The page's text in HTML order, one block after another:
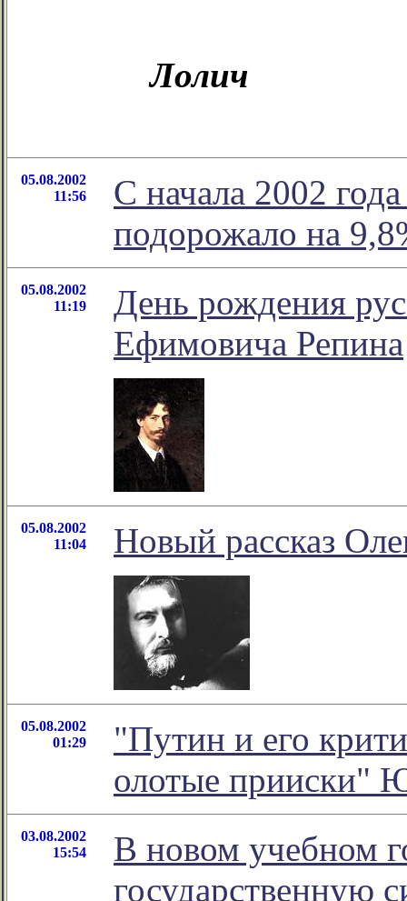
Лолич
05.08.2002
11:56
С начала 2002
подорожало на
05.08.2002
11:19
День рождения
Ефимовича Репина
05.08.2002
11:04
Новый рассказ
05.08.2002
01:29
"Путин и его
олотые прииски"
03.08.2002
15:54
В новом учебном
государственную